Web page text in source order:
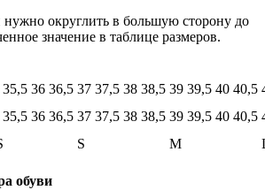
нужно округлить в большую сторону до
значение в таблице размеров.
35,5 36 36,5 37 37,5 38 38,5 39 39,5 40 40,5
35,5 36 36,5 37 37,5 38 38,5 39 39,5 40 40,5
S M
обуви